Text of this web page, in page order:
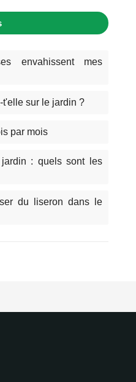
envahissent mes
sur le jardin ?
par mois
: quels sont les
du liseron dans le